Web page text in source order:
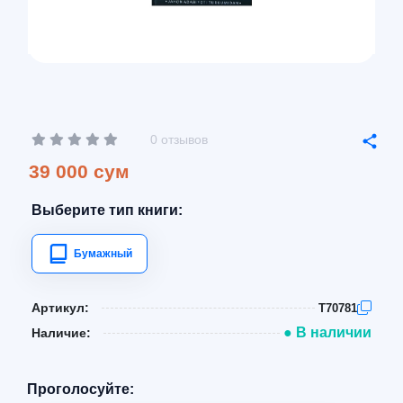
0 отзывов
39 000 сум
Выберите тип книги:
Бумажный
Артикул: T70781
Наличие: ● В наличии
Проголосуйте: